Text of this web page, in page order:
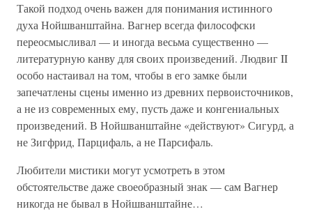
Такой подход очень важен для понимания истинного
духа Нойшванштайна. Вагнер всегда философски
переосмысливал — и иногда весьма существенно —
литературную канву для своих произведений. Людвиг II
особо настаивал на том, чтобы в его замке были
запечатлены сцены именно из древних первоисточников,
а не из современных ему, пусть даже и конгениальных
произведений. В Нойшванштайне «действуют» Сигурд, а
не Зигфрид, Парцифаль, а не Парсифаль.
Любители мистики могут усмотреть в этом
обстоятельстве даже своеобразный знак — сам Вагнер
никогда не бывал в Нойшванштайне…